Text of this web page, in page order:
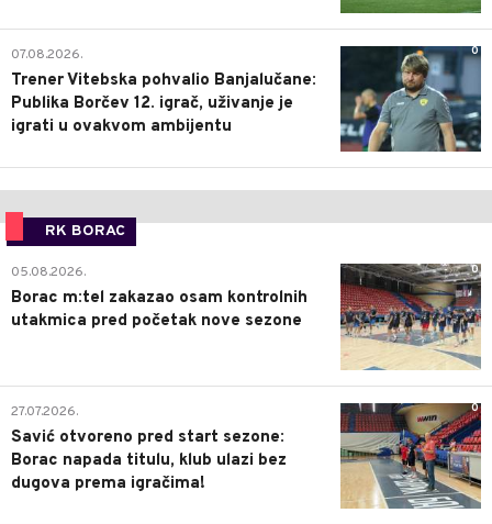
0
07.08.2026.
Trener Vitebska pohvalio Banjalučane:
Publika Borčev 12. igrač, uživanje je
igrati u ovakvom ambijentu
RK BORAC
0
05.08.2026.
Borac m:tel zakazao osam kontrolnih
utakmica pred početak nove sezone
0
27.07.2026.
Savić otvoreno pred start sezone:
Borac napada titulu, klub ulazi bez
dugova prema igračima!